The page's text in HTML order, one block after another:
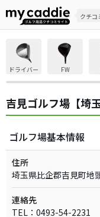
クチコ
ドライバー FW
吉見ゴルフ場【埼玉
ゴルフ場基本情報
住所
埼玉県比企郡吉見町地
連絡先
TEL：0493-54-2231